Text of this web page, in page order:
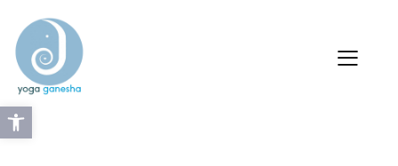
Abrir barra de herramientas